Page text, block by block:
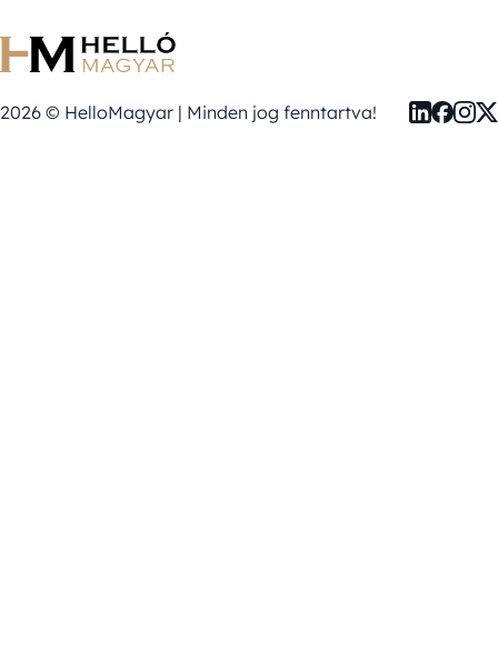
2026 © HelloMagyar | Minden jog fenntartva!